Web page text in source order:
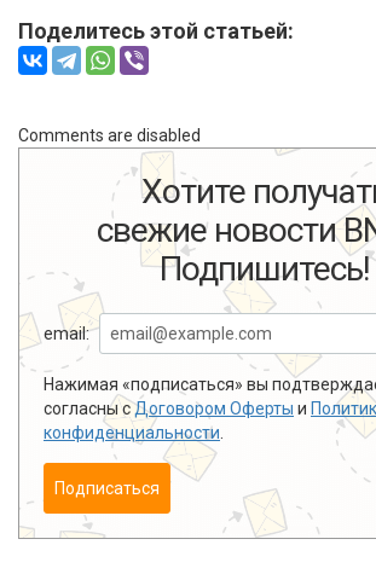
Поделитесь этой статьей:
Comments are disabled
Хотите
свежие новости
Подпишитесь!
email:
Нажимая «подписаться» вы
согласны сДоговором Оферты и
конфиденциальности
Подписаться